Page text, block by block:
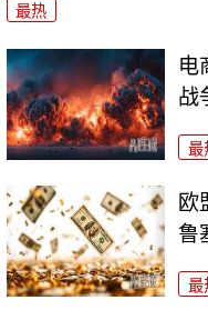
最热
电
战
最
欧
鲁
最